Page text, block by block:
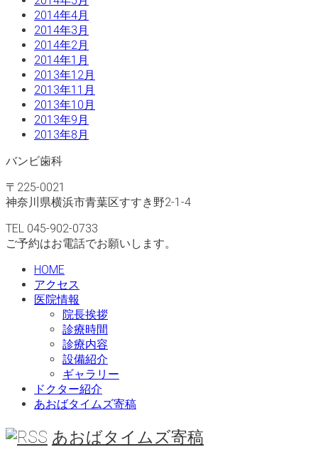
2014年4月
2014年3月
2014年2月
2014年1月
2013年12月
2013年11月
2013年10月
2013年9月
2013年8月
バンビ歯科
〒225-0021
神奈川県横浜市青葉区すすき野2-1-4
TEL 045-902-0733
ご予約はお電話でお願いします。
HOME
アクセス
医院情報
院長挨拶
診療時間
診療内容
設備紹介
ギャラリー
ドクター紹介
あおばタイムズ寄稿
あおばタイムズ寄稿